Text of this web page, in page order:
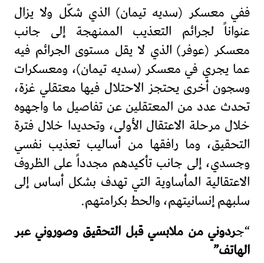
ففي معسكر (سديه تيمان) الذي شكّل ولا يزال
عنواناً لجرائم التعذيب الممنهجة إلى جانب
معسكر (عوفر) الذي لا يقل مستوى الجرائم فيه
عما يجري في معسكر (سديه تيمان)، ومعسكرات
وسجون أخرى يحتجز الاحتلال فيها معتقلي غزة،
تحدث عدد من المعتقلين عن تفاصيل ما واجهوه
خلال مرحلة الاعتقال الأولى، وتحديدا خلال فترة
التحقيق، وما رافقها من أساليب تعذيب نفسي
وجسدي، إلى جانب تأكيدهم مجدداً على الظروف
الاعتقالية المأساوية التي تهدف بشكل أساس إلى
سلبهم إنسانيتهم، والحط بكرامتهم.
“جردوني من ملابسي قبل التحقيق وصوروني عبر
الهاتف”